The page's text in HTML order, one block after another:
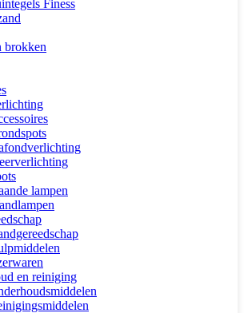
Finess
brokken
lampen
en reiniging